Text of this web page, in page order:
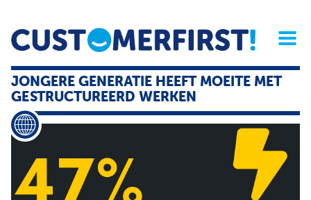
Home Opinie Archief
Magazine
Service
Buyers'Guide
JONGERE GENERATIE HEEFT MOEITE MET
GESTRUCTUREERD WERKEN